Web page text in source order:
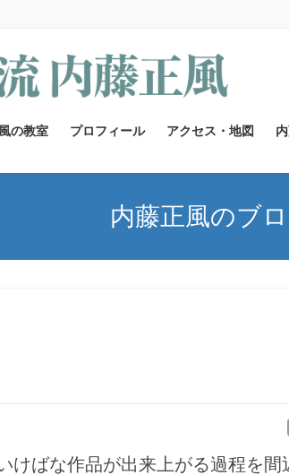
の教室 プロフィール アクセス・地図
内藤正風のブ
けばな作品が出来上がる過程を間